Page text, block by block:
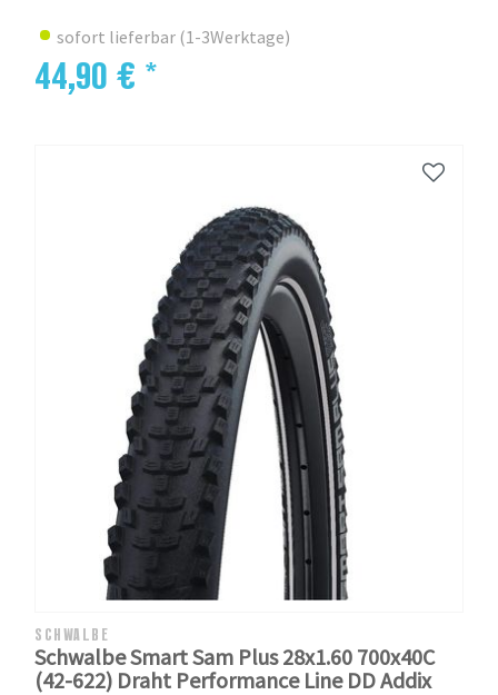
sofort lieferbar (1-3Werktage)
44,90 € *
SCHWALBE
Schwalbe Smart Sam Plus 28x1.60 700x40C
(42-622) Draht Performance Line DD Addix